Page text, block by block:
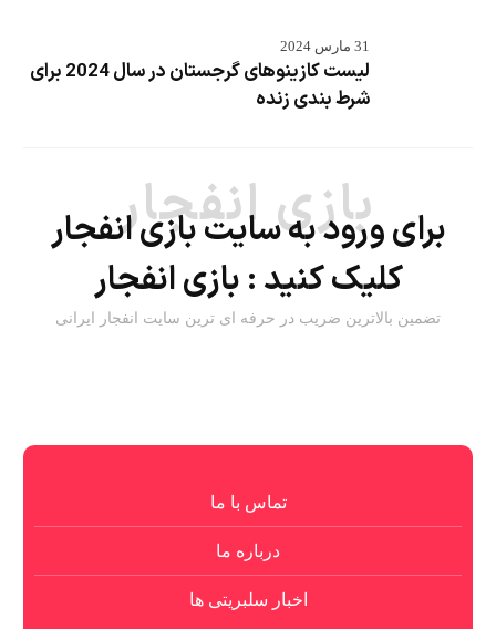
31 مارس 2024
لیست کازینوهای گرجستان در سال 2024 برای
شرط بندی زنده
بازی انفجار
برای ورود به سایت بازی انفجار
کلیک کنید : بازی انفجار
تضمین بالاترین ضریب در حرفه ای ترین سایت انفجار ایرانی
تماس با ما
درباره ما
اخبار سلبریتی ها